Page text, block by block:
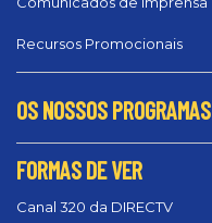
Recursos Promocionais
OS NOSSOS PROGRAMAS
FORMAS DE VER
Canal 320 da DIRECTV